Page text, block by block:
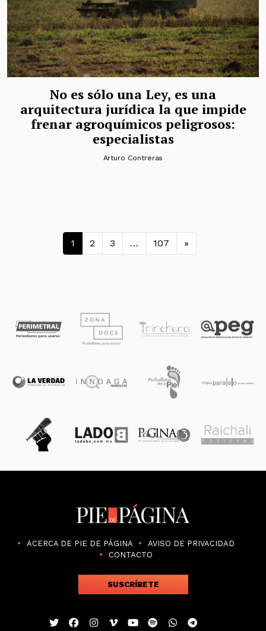
No es sólo una Ley, es una
arquitectura jurídica la que impide
frenar agroquímicos peligrosos:
especialistas
Arturo Contreras
Navegación de entradas
1 2 3 … 107 »
ACERCA DE PIE DE PÁGINA
AVISO DE PRIVACIDAD
CONTACTO
SUSCRÍBETE